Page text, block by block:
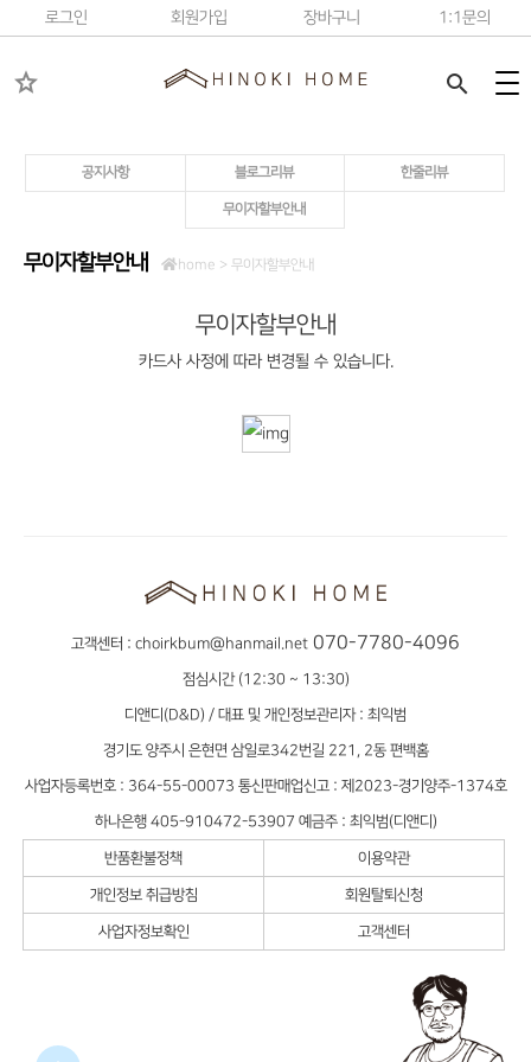
로그인 회원가입 장바구니 1:1문의
search
star
공지사항 블로그리뷰 한줄리뷰
무이자할부안내
무이자할부안내 home > 무이자할부안내
무이자할부안내
카드사 사정에 따라 변경될 수 있습니다.
고객센터 : choirkbum@hanmail.net 070-7780-4096
점심시간 (12:30 ~ 13:30)
디앤디(D&D) / 대표 및 개인정보관리자 : 최익범
경기도 양주시 은현면 삼일로342번길 221, 2동 편백홈
사업자등록번호 : 364-55-00073 통신판매업신고 : 제2023-경기양주-1374호
하나은행 405-910472-53907 예금주 : 최익범(디앤디)
반품환불정책 이용약관
개인정보 취급방침 회원탈퇴신청
사업자정보확인 고객센터